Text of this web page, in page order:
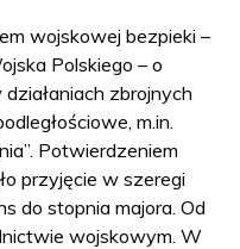
wojskowej bezpieki –
Polskiego – o
działaniach zbrojnych
m.in.
Potwierdzeniem
przyjęcie w szeregi
do stopnia majora. Od
wojskowym. W